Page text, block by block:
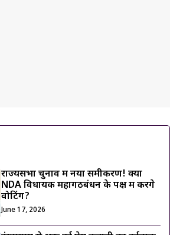
राज्यसभा चुनाव में नया समीकरण! क्या
NDA विधायक महागठबंधन के पक्ष में करेंगे
वोटिंग?
June 17, 2026